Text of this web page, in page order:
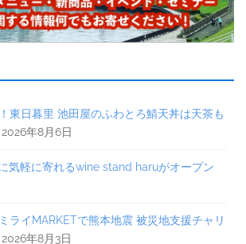
東日暮里 池田屋のふわとろ鯖天丼は天茶も
2026年8月6日
気軽に寄れるwine stand haruがオープン
ライMARKETで熊本地震 被災地支援チャリ
2026年8月3日